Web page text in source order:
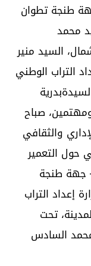
طنجة تطوان
محمد
السيد منير
التراب الوطني
صباح
2022 بالمركب الإداري والثقافي
حول التعمير
جهة طنجة
إعداد التراب
تحت
محمد السادس